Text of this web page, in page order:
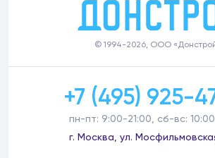
© 1994-2026, ООО
+7 (495) 925-
пн-пт: 9:00-21:00, сб-вс:
г. Москва, ул.